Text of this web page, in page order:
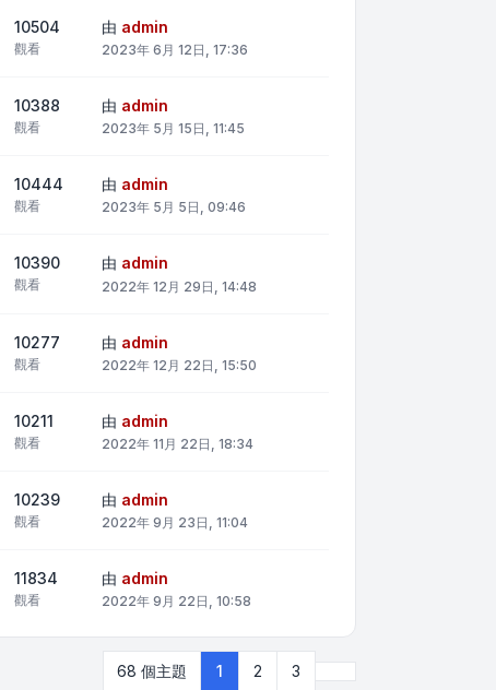
10504
觀看
由 admin
2023年 6月 12日, 17:36
10388
觀看
由 admin
2023年 5月 15日, 11:45
10444
觀看
由 admin
2023年 5月 5日, 09:46
10390
觀看
由 admin
2022年 12月 29日, 14:48
10277
觀看
由 admin
2022年 12月 22日, 15:50
10211
觀看
由 admin
2022年 11月 22日, 18:34
10239
觀看
由 admin
2022年 9月 23日, 11:04
11834
觀看
由 admin
2022年 9月 22日, 10:58
68 個主題 1 2 3